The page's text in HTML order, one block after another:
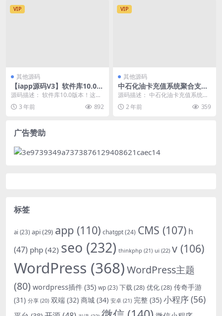
VIP
其他源码
【iapp源码V3】软件库10.0
版，多种分类合集，精品UI界
面美化！
源码描述： 软件库10.0版本！这是
一款iapp手机开发软件源码，适合
手机开发者...
3 年前 892
VIP
其他源码
中石化油卡充值系统聚合支付
系统 | java springboot框架
源码描述： 中石化油卡充值系统聚
合支付系统 | java springboot框...
2 年前 359
广告赞助
标签
ai (23) api(29) app (110) chatgpt(24) CMS (107) h
(47) php (42) seo (232) thinkphp (21) ui (22) v (106)
WordPress (368)WordPress主题
(80) wordpress插件 (35) wp (23) 下载(28) 优化(28) 传奇手游
(31) 分享 (20) 双端 (32) 商城 (34) 安卓 (21) 完整 (35) 小程序(56)